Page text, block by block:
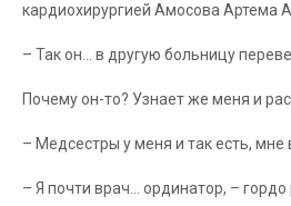
кардиохирургией Амосова Артема
– Так он… в другую больницу
Почему он-то? Узнает же меня и
– Медсестры у меня и так есть, мне
– Я почти врач… ординатор, –